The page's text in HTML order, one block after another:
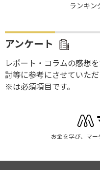
ランキン
アンケート
レポート・コラムの感想
討等に参考にさせていただ
※は必須項目です。
お金を学び、マ